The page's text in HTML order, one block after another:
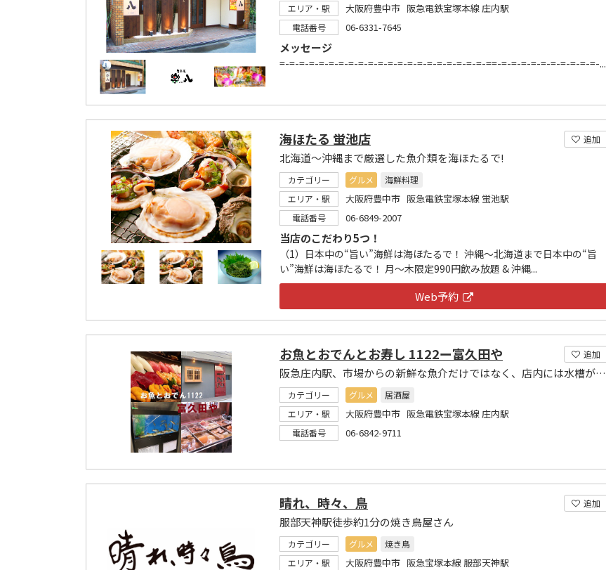
エリア・駅
大阪府豊中市 阪急電鉄宝塚本線 庄内駅
電話番号 06-6331-7645
メッセージ
=-=-=-=-=-=-=-=-=-=-=-=-=-=-=-=-=-=-=-=-=-==-=-=-=-=-=-=-=-=-=-=-...
追加
海ほたる 蛍池店
北海道～沖縄まで厳選した魚介類を海ほたるで!
カテゴリー グルメ
海鮮料理
エリア・駅
大阪府豊中市 阪急電鉄宝塚本線 蛍池駅
電話番号 06-6849-2007
当店のこだわり5つ！
（1）日本中の“旨い”海鮮は海ほたるで！ 沖縄～北海道まで日本中の“旨
い”海鮮は海ほたるで！ 月～木限定990円飲み放題 & 沖縄...
Web予約
追加
お魚とおでんとお寿し 1122ー富久田や
阪急庄内駅、市場からの新鮮な魚介だけではなく、店内には水槽が配置されています。
カテゴリー グルメ
居酒屋
エリア・駅
大阪府豊中市 阪急電鉄宝塚本線 庄内駅
電話番号 06-6842-9711
追加
晴れ、時々、鳥
服部天神駅徒歩約1分の焼き鳥屋さん
カテゴリー グルメ
焼き鳥
エリア・駅
大阪府豊中市 阪急宝塚本線 服部天神駅